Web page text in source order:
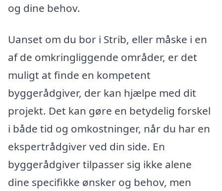
og dine behov.
Uanset om du bor i Strib, eller måske i en
af de omkringliggende områder, er det
muligt at finde en kompetent
byggerådgiver, der kan hjælpe med dit
projekt. Det kan gøre en betydelig forskel
i både tid og omkostninger, når du har en
ekspertrådgiver ved din side. En
byggerådgiver tilpasser sig ikke alene
dine specifikke ønsker og behov, men